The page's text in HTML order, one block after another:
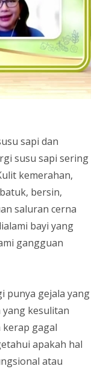
sapi dan
susu sapi sering
kemerahan,
bersin,
saluran cerna
bayi yang
gangguan
punya gejala yang
kesulitan
gagal
apakah hal
atau